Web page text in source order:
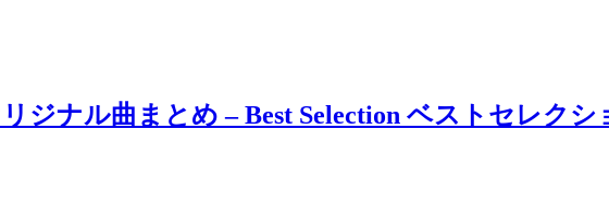
ジナル曲まとめ – Best Selection ベストセレクシ